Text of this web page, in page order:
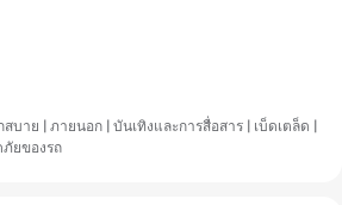
บาย | ภายนอก | บันเทิงและการสื่อสาร | เบ็ดเตล็ด |
ยของรถ